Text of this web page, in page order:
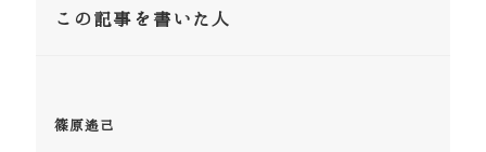
この記事を書いた人
篠原遙己